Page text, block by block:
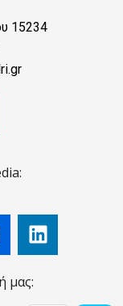
15234
μας: